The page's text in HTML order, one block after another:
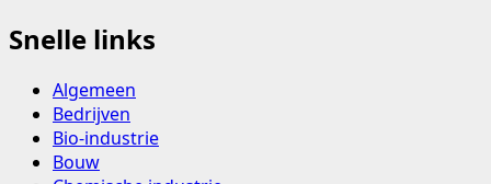
Snelle links
Algemeen
Bedrijven
Bio-industrie
Bouw